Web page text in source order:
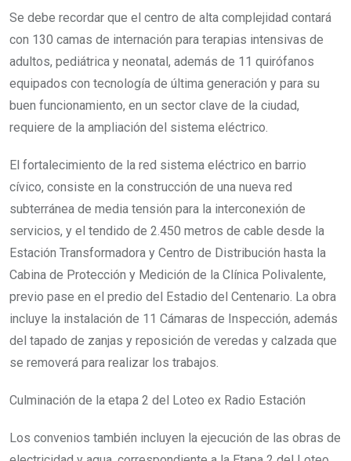
Se debe recordar que el centro de alta complejidad contará
con 130 camas de internación para terapias intensivas de
adultos, pediátrica y neonatal, además de 11 quirófanos
equipados con tecnología de última generación y para su
buen funcionamiento, en un sector clave de la ciudad,
requiere de la ampliación del sistema eléctrico.
El fortalecimiento de la red sistema eléctrico en barrio
cívico, consiste en la construcción de una nueva red
subterránea de media tensión para la interconexión de
servicios, y el tendido de 2.450 metros de cable desde la
Estación Transformadora y Centro de Distribución hasta la
Cabina de Protección y Medición de la Clínica Polivalente,
previo pase en el predio del Estadio del Centenario. La obra
incluye la instalación de 11 Cámaras de Inspección, además
del tapado de zanjas y reposición de veredas y calzada que
se removerá para realizar los trabajos.
Culminación de la etapa 2 del Loteo ex Radio Estación
Los convenios también incluyen la ejecución de las obras de